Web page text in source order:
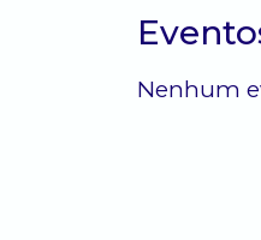
Nenhum